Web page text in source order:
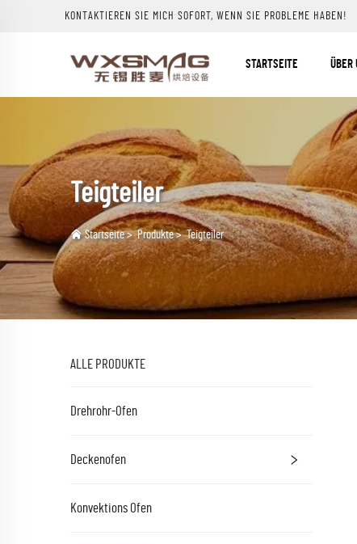
KONTAKTIEREN SIE MICH SOFORT, WENN SIE PROBLEME HABEN!
STARTSEITE ÜBER
Teigteiler
Startseite>Produkte>Teigteiler
ALLE PRODUKTE
Drehrohr-Ofen
Deckenofen
Konvektions Ofen